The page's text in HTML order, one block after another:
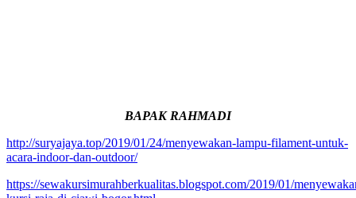
BAPAK RAHMADI
http://suryajaya.top/2019/01/24/menyewakan-lampu-filament-untuk-
acara-indoor-dan-outdoor/
https://sewakursimurahberkualitas.blogspot.com/2019/01/